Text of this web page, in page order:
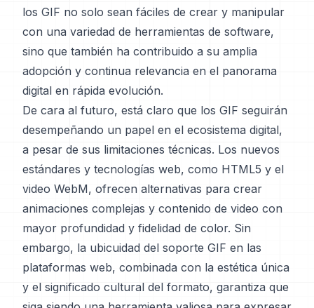
los GIF no solo sean fáciles de crear y manipular
con una variedad de herramientas de software,
sino que también ha contribuido a su amplia
adopción y continua relevancia en el panorama
digital en rápida evolución.
De cara al futuro, está claro que los GIF seguirán
desempeñando un papel en el ecosistema digital,
a pesar de sus limitaciones técnicas. Los nuevos
estándares y tecnologías web, como HTML5 y el
video WebM, ofrecen alternativas para crear
animaciones complejas y contenido de video con
mayor profundidad y fidelidad de color. Sin
embargo, la ubicuidad del soporte GIF en las
plataformas web, combinada con la estética única
y el significado cultural del formato, garantiza que